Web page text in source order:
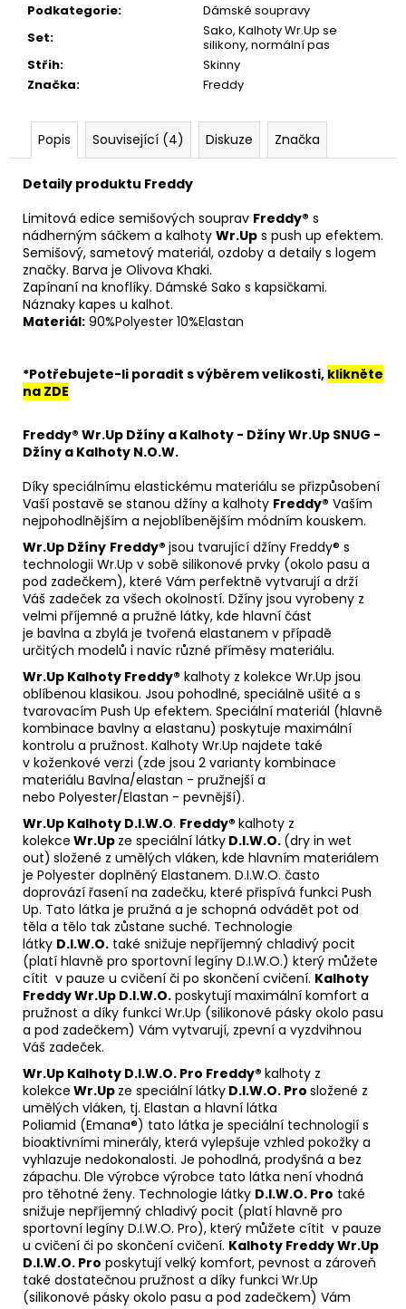
Podkategorie:
Dámské soupravy
Set:
Sako, Kalhoty Wr.Up se
silikony, normální pas
Střih:
Skinny
Značka: Freddy
Popis Související (4) Diskuze Značka
Detaily produktu Freddy
Limitová edice semišových souprav Freddy® s
nádherným sáčkem a kalhoty Wr.Up s push up efektem.
Semišový, sametový materiál, ozdoby a detaily s logem
značky. Barva je Olivova Khaki.
Zapínaní na knoflíky. Dámské Sako s kapsičkami.
Náznaky kapes u kalhot.
Materiál: 90%Polyester 10%Elastan
*Potřebujete-li poradit s výběrem velikosti, klikněte
na ZDE
Freddy® Wr.Up Džíny a Kalhoty - Džíny Wr.Up SNUG -
Džíny a Kalhoty N.O.W.
Díky speciálnímu elastickému materiálu se přizpůsobení
Vaší postavě se stanou džíny a kalhoty Freddy® Vaším
nejpohodlnějším a nejoblíbenějším módním kouskem.
Wr.Up Džíny Freddy® jsou tvarující džíny Freddy® s
technologii Wr.Up v sobě silikonové prvky (okolo pasu a
pod zadečkem), které Vám perfektně vytvarují a drží
Váš zadeček za všech okolností. Džíny jsou vyrobeny z
velmi příjemné a pružné látky, kde hlavní část
je bavlna a zbylá je tvořená elastanem v případě
určitých modelů i navíc různé příměsy materiálu.
Wr.Up Kalhoty Freddy® kalhoty z kolekce Wr.Up jsou
oblíbenou klasikou. Jsou pohodlné, speciálně ušité a s
tvarovacím Push Up efektem. Speciální materiál (hlavně
kombinace bavlny a elastanu) poskytuje maximální
kontrolu a pružnost. Kalhoty Wr.Up najdete také
v koženkové verzi (zde jsou 2 varianty kombinace
materiálu Bavlna/elastan - pružnejší a
nebo Polyester/Elastan - pevnější).
Wr.Up Kalhoty D.I.W.O. Freddy® kalhoty z
kolekce Wr.Up ze speciální látky D.I.W.O. (dry in wet
out) složené z umělých vláken, kde hlavním materiálem
je Polyester doplněný Elastanem. D.I.W.O. často
doprovází řasení na zadečku, které přispívá funkci Push
Up. Tato látka je pružná a je schopná odvádět pot od
těla a tělo tak zůstane suché. Technologie
látky D.I.W.O. také snižuje nepříjemný chladivý pocit
(platí hlavně pro sportovní legíny D.I.W.O.) který můžete
cítit v pauze u cvičení či po skončení cvičení. Kalhoty
Freddy Wr.Up D.I.W.O. poskytují maximální komfort a
pružnost a díky funkci Wr.Up (silikonové pásky okolo pasu
a pod zadečkem) Vám vytvarují, zpevní a vyzdvihnou
Váš zadeček.
Wr.Up Kalhoty D.I.W.O. Pro Freddy® kalhoty z
kolekce Wr.Up ze speciální látky D.I.W.O. Pro složené z
umělých vláken, tj. Elastan a hlavní látka
Poliamid (Emana®) tato látka je speciální technologií s
bioaktivními minerály, která vylepšuje vzhled pokožky a
vyhlazuje nedokonalosti. Je pohodlná, prodyšná a bez
zápachu. Dle výrobce výrobce tato látka není vhodná
pro těhotné ženy. Technologie látky D.I.W.O. Pro také
snižuje nepříjemný chladivý pocit (platí hlavně pro
sportovní legíny D.I.W.O. Pro), který můžete cítit v pauze
u cvičení či po skončení cvičení. Kalhoty Freddy Wr.Up
D.I.W.O. Pro poskytují velký komfort, pevnost a zároveň
také dostatečnou pružnost a díky funkci Wr.Up
(silikonové pásky okolo pasu a pod zadečkem) Vám